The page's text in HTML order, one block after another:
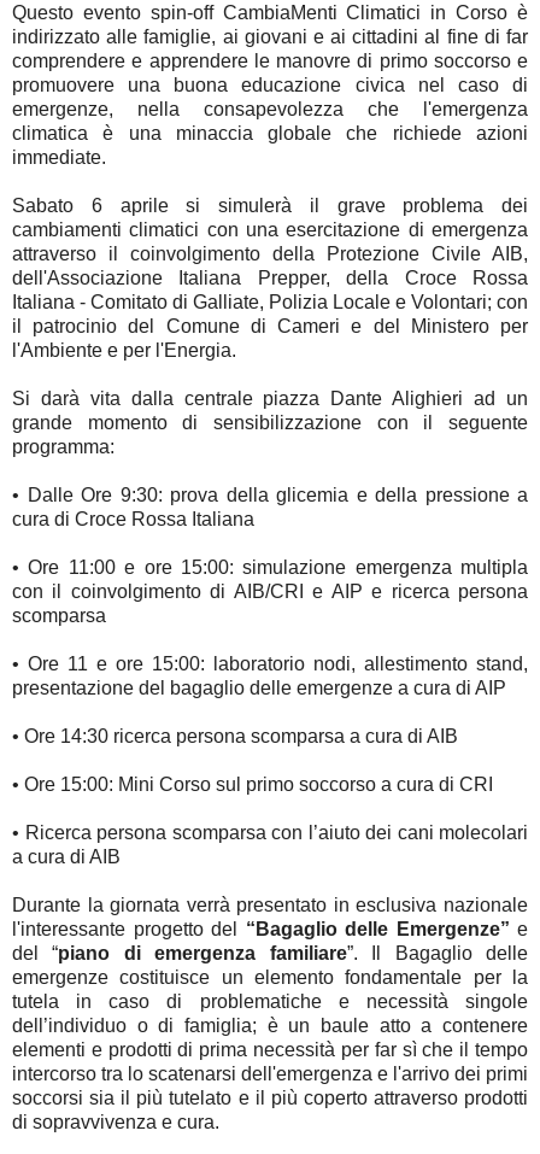
Questo evento spin-off CambiaMenti Climatici in Corso è
indirizzato alle famiglie, ai giovani e ai cittadini al fine di far
comprendere e apprendere le manovre di primo soccorso e
promuovere una buona educazione civica nel caso di
emergenze, nella consapevolezza che l'emergenza
climatica è una minaccia globale che richiede azioni
immediate.
Sabato 6 aprile si simulerà il grave problema dei
cambiamenti climatici con una esercitazione di emergenza
attraverso il coinvolgimento della Protezione Civile AIB,
dell'Associazione Italiana Prepper, della Croce Rossa
Italiana - Comitato di Galliate, Polizia Locale e Volontari; con
il patrocinio del Comune di Cameri e del Ministero per
l'Ambiente e per l'Energia.
Si darà vita dalla centrale piazza Dante Alighieri ad un
grande momento di sensibilizzazione con il seguente
programma:
• Dalle Ore 9:30: prova della glicemia e della pressione a
cura di Croce Rossa Italiana
• Ore 11:00 e ore 15:00: simulazione emergenza multipla
con il coinvolgimento di AIB/CRI e AIP e ricerca persona
scomparsa
• Ore 11 e ore 15:00: laboratorio nodi, allestimento stand,
presentazione del bagaglio delle emergenze a cura di AIP
• Ore 14:30 ricerca persona scomparsa a cura di AIB
• Ore 15:00: Mini Corso sul primo soccorso a cura di CRI
• Ricerca persona scomparsa con l’aiuto dei cani molecolari
a cura di AIB
Durante la giornata verrà presentato in esclusiva nazionale
l'interessante progetto del “Bagaglio delle Emergenze” e
del “piano di emergenza familiare”. Il Bagaglio delle
emergenze costituisce un elemento fondamentale per la
tutela in caso di problematiche e necessità singole
dell’individuo o di famiglia; è un baule atto a contenere
elementi e prodotti di prima necessità per far sì che il tempo
intercorso tra lo scatenarsi dell'emergenza e l'arrivo dei primi
soccorsi sia il più tutelato e il più coperto attraverso prodotti
di sopravvivenza e cura.